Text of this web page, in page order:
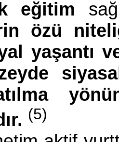
eğitim
özü
yaşantı
(5)